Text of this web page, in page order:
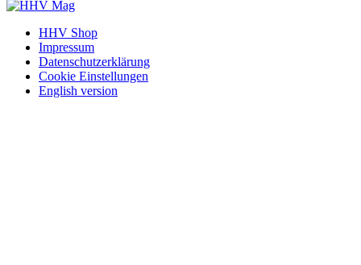
HHV Shop
Impressum
Datenschutzerklärung
Cookie Einstellungen
English version